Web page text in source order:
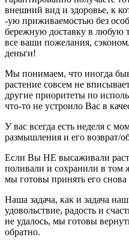
внешний вид и здоровье, к
-ую приживаемостью без
бережную доставку в любую
все ваши пожелания,
деньги!
Мы понимаем, что иногда
растение совсем не
другие приоритеты по
что-то не устроило Вас в
У вас всегда есть неделя с
размышления и его возврат/
Если Вы НЕ высаживали
поливали и сохранили в том
мы готовы принять его
Наша задача, как и задача
удовольствие, радость и
не удалось, мы готовы
обратно.